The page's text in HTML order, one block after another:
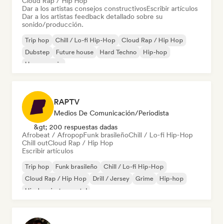
Dar a los artistas consejos constructivosEscribir artículos
Dar a los artistas feedback detallado sobre su
sonido/producción.
Trip hop Chill / Lo-fi Hip-Hop
Cloud Rap / Hip Hop
Dubstep
Future house Hard Techno
Hip-hop
House music
RAPTV
Medios De Comunicación/Periodista
&gt; 200 respuestas dadas
Afrobeat / AfropopFunk brasileñoChill / Lo-fi Hip-Hop
Chill outCloud Rap / Hip Hop
Escribir artículos
Trip hop Funk brasileño
Chill / Lo-fi Hip-Hop
Cloud Rap / Hip Hop
Drill / Jersey Grime
Hip-hop
Hip-hop instrumental